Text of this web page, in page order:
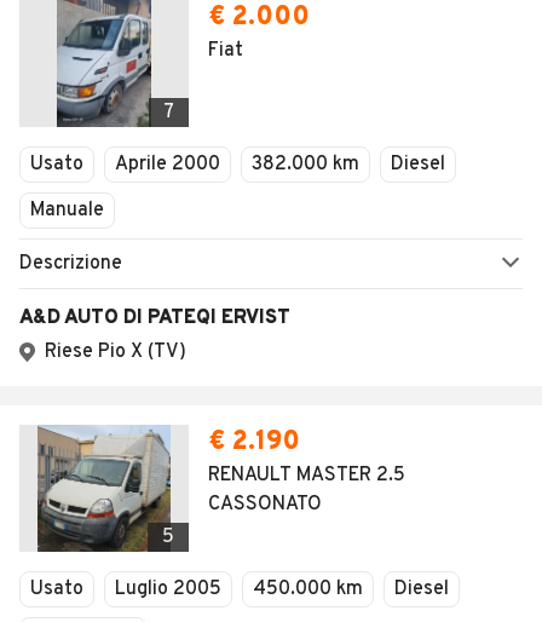
7
€ 2.000
Fiat
Usato Aprile 2000 382.000 km
Diesel
Manuale
Descrizione
A&D AUTO DI PATEQI ERVIST
Riese Pio X (TV)
5
€ 2.190
RENAULT MASTER 2.5
CASSONATO
Usato Luglio 2005 450.000 km
Diesel